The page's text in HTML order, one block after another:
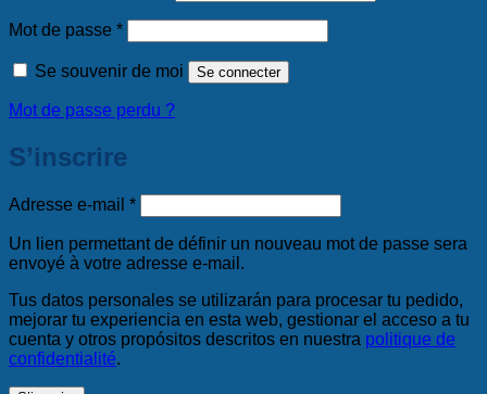
Mot de passe *Obligatoire
Se souvenir de moi Se connecter
Mot de passe perdu ?
S’inscrire
Adresse e-mail *Obligatoire
Un lien permettant de définir un nouveau mot de passe sera
envoyé à votre adresse e-mail.
Tus datos personales se utilizarán para procesar tu pedido,
mejorar tu experiencia en esta web, gestionar el acceso a tu
cuenta y otros propósitos descritos en nuestra politique de
confidentialité.